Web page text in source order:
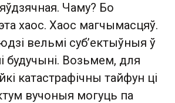
Чаму? Бо
хаос. Хаос магчымасцяў.
вельмі суб’ектыўныя ў
будучыні. Возьмем, для
катастрафічны тайфун ці
вучоныя могуць па